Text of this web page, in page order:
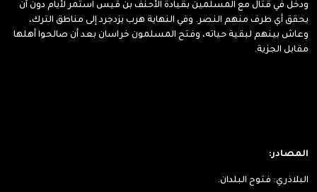
ودخل في قتال مع المسلمين بقيادة الأحنف بن قيس استمر لأيام دون أن
يحقق أي طرف منهم النصر. وفي النهاية هرب يزدجرد إلى مناطق الترك،
وعاش بينهم لبقية حياته، وفتح المسلمون خراسان بعد أن صالحوا أهلها
مقابل الجزية.
المصادر:
البلاذري: فتوح البلدان.